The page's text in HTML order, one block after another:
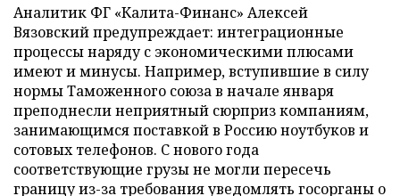
Аналитик ФГ «Калита-Финанс» Алексей
Вязовский предупреждает: интеграционные
процессы наряду с экономическими плюсами
имеют и минусы. Например, вступившие в силу
нормы Таможенного союза в начале января
преподнесли неприятный сюрприз компаниям,
занимающимся поставкой в Россию ноутбуков и
сотовых телефонов. С нового года
соответствующие грузы не могли пересечь
границу из-за требования уведомлять госорганы о